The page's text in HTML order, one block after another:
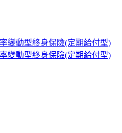
變動型終身保險(定期給付型)
變動型終身保險(定期給付型)